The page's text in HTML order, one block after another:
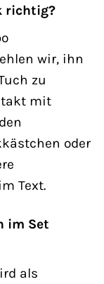
richtig?
wir, ihn
zu
mit
oder
Text.
im Set
als